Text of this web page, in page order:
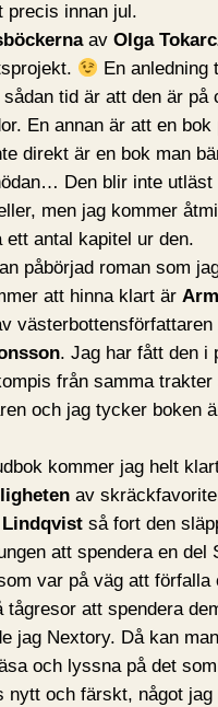
precis innan jul.
av Olga
En anledning
sådan tid är att den är på
En annan är att en bok
direkt är en bok man
Den blir inte utläst
men jag kommer
ett antal kapitel ur den.
påbörjad roman som
att hinna klart är
västerbottensförfattaren
. Jag har fått den i
från samma trakter
och jag tycker boken
kommer jag helt
av
så fort den
att spendera en del
var på väg att förfalla
tågresor att spendera
jag Nextory. Då kan
och lyssna på det
nytt och färskt, något jag